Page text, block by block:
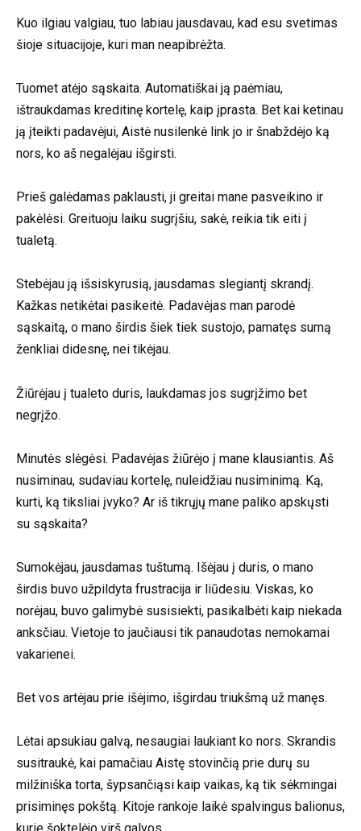
Kuo ilgiau valgiau, tuo labiau jausdavau, kad esu svetimas
šioje situacijoje, kuri man neapibrėžta.
Tuomet atėjo sąskaita. Automatiškai ją paėmiau,
ištraukdamas kreditinę kortelę, kaip įprasta. Bet kai ketinau
ją įteikti padavėjui, Aistė nusilenkė link jo ir šnabždėjo ką
nors, ko aš negalėjau išgirsti.
Prieš galėdamas paklausti, ji greitai mane pasveikino ir
pakėlėsi. Greituoju laiku sugrįšiu, sakė, reikia tik eiti į
tualetą.
Stebėjau ją išsiskyrusią, jausdamas slegiantį skrandį.
Kažkas netikėtai pasikeitė. Padavėjas man parodė
sąskaitą, o mano širdis šiek tiek sustojo, pamatęs sumą
ženkliai didesnę, nei tikėjau.
Žiūrėjau į tualeto duris, laukdamas jos sugrįžimo bet
negrįžo.
Minutės slėgėsi. Padavėjas žiūrėjo į mane klausiantis. Aš
nusiminau, sudaviau kortelę, nuleidžiau nusiminimą. Ką,
kurti, ką tiksliai įvyko? Ar iš tikrųjų mane paliko apskųsti
su sąskaita?
Sumokėjau, jausdamas tuštumą. Išėjau į duris, o mano
širdis buvo užpildyta frustracija ir liūdesiu. Viskas, ko
norėjau, buvo galimybė susisiekti, pasikalbėti kaip niekada
anksčiau. Vietoje to jaučiausi tik panaudotas nemokamai
vakarienei.
Bet vos artėjau prie išėjimo, išgirdau triukšmą už manęs.
Lėtai apsukiau galvą, nesaugiai laukiant ko nors. Skrandis
susitraukė, kai pamačiau Aistę stovinčią prie durų su
milžiniška torta, šypsančiąsi kaip vaikas, ką tik sėkmingai
prisiminęs pokštą. Kitoje rankoje laikė spalvingus balionus,